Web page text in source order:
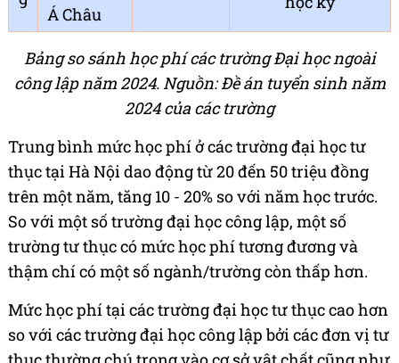
Á Châu
Bảng so sánh học phí các trường Đại học ngoài
công lập năm 2024. Nguồn: Đề án tuyển sinh năm
2024 của các trường
Trung bình mức học phí ở các trường đại học tư
thục tại Hà Nội dao động từ 20 đến 50 triệu đồng
trên một năm, tăng 10 - 20% so với năm học trước.
So với một số trường đại học công lập, một số
trường tư thục có mức học phí tương đương và
thậm chí có một số ngành/trường còn thấp hơn.
Mức học phí tại các trường đại học tư thục cao hơn
so với các trường đại học công lập bởi các đơn vị tư